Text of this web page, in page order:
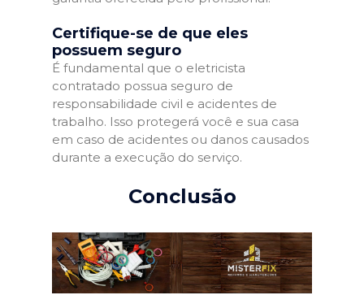
Certifique-se de que eles
possuem seguro
É fundamental que o eletricista
contratado possua seguro de
responsabilidade civil e acidentes de
trabalho. Isso protegerá você e sua casa
em caso de acidentes ou danos causados
durante a execução do serviço.
Conclusão